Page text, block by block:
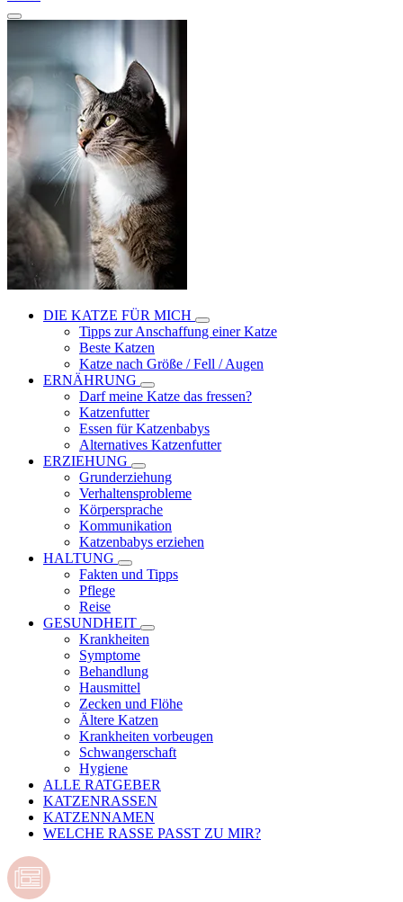
DIE KATZE FÜR MICH
Tipps zur Anschaffung einer Katze
Beste Katzen
Katze nach Größe / Fell / Augen
ERNÄHRUNG
Darf meine Katze das fressen?
Katzenfutter
Essen für Katzenbabys
Alternatives Katzenfutter
ERZIEHUNG
Grunderziehung
Verhaltensprobleme
Körpersprache
Kommunikation
Katzenbabys erziehen
HALTUNG
Fakten und Tipps
Pflege
Reise
GESUNDHEIT
Krankheiten
Symptome
Behandlung
Hausmittel
Zecken und Flöhe
Ältere Katzen
Krankheiten vorbeugen
Schwangerschaft
Hygiene
ALLE RATGEBER
KATZENRASSEN
KATZENNAMEN
WELCHE RASSE PASST ZU MIR?